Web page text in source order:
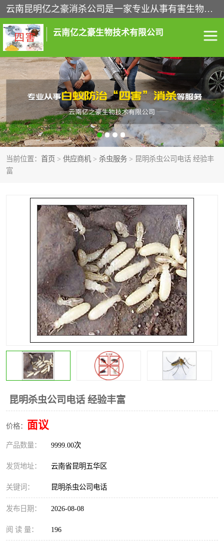
云南昆明亿之豪消杀公司是一家专业从事有害生物防治综合治理的公司，治理服务包括：灭鼠,杀虫,除虫,除蟑螂,白蚁防治,消杀等；安全环保,快速上门,价格透明,完善的售后服务,不影响您的生活工作。
云南亿之豪生物技术有限公司
当前位置： 首页 > 供应商机 > 杀虫服务 > 昆明杀虫公司电话 经验丰
富
昆明杀虫公司电话 经验丰富
价格： 面议
产品数量： 9999.00次
发货地址： 云南省昆明五华区
关键词： 昆明杀虫公司电话
发布日期： 2026-08-08
阅 读 量： 196
灭鼠服务 杀虫服务
除虫服务 除蟑螂服务
白蚁防治服务 消杀服务
昆明灭老鼠 昆明灭蟑螂
昆明消毒公司 昆明白蚁防治
昆明灭红火蚁公司 昆明驱蛇公司
昆明除虫除蚁